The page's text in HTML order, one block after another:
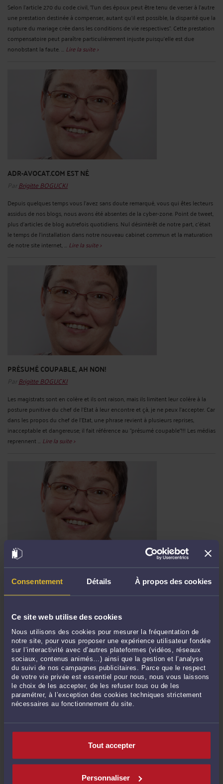
Consentement Détails À propos des cookies
Ce site web utilise des cookies
Nous utilisons des cookies pour mesurer la fréquentation de
notre site, pour vous proposer une expérience utilisateur fondée
sur l’interactivité avec d’autres plateformes (vidéos, réseaux
sociaux, contenus animés…) ainsi que la gestion et l’analyse
du suivi de nos campagnes publicitaires. Parce que le respect
de votre vie privée est essentiel pour nous, nous vous laissons
le choix de les accepter, de les refuser tous ou de les
paramétrer, à l’exception des cookies techniques strictement
nécessaires au fonctionnement du site.
Tout accepter
Personnaliser
Selon l'article 270 du code civil, "l'un des époux peut être tenu de verser à l'autre
une prestation destinée à compenser, autant qu'il est possible, la disparité que la
rupture du mariage crée dans les conditions de vie respectives". Cette prestation
compensatoire peut paraître particulièrement injuste puisqu'elle est due
nonobstant la faute. ... Lire la suite >
ADR-AVOCAT.COM EST NÉ
Par Brigitte BOGUCKI
Depuis quelques temps vous l'avez sans doute remarqué, vous qui êtes lecteurs
assidus de nos blogs, nous avons été absentes de la cyber-zone. Point de tweet,
plus d'articles de blog autrefois quotidiens. Nul désintérêt de notre part, c'était
le temps de l'installation dans notre nouveau cabinet commun et la maturation
de notre site internet, ... Lire la suite >
PRÉSUMÉ COUPABLE, AH NON!
Par Brigitte BOGUCKI
Les magistrats sont en colère et ils ont raison, mais ils limitent leur colère à la
posture punitive du chef de l'Etat à leur encontre et çà, je ne peux l'accepter. Car
dans les propos du chef de l'Etat, une phrase revient à plusieurs reprises,
inacceptable et dangereuse; il fait référence au "présumé coupable"!!! Les médias
reprennent ... Lire la suite >
COÛT DE LA VIE POUR LES EXPATRIÉS, DIVORCE ET SÉPARATION
Par Brigitte BOGUCKI
Dans les procédures de divorce ou de séparation des expatriés, la question du
rapporter. Un site internet très précieux, pour les expatriés comme les praticiens,
service du ministère ...Lire la suite >
LE TGI DE LORIENT